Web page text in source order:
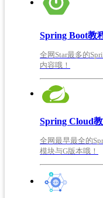
Spring Boot教
全网Star最多的
内容哦！
Spring Cloud
全网最早最全的
模块与G版本哦！